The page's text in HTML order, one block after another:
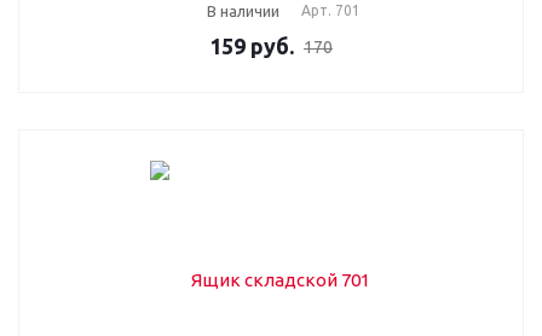
В наличии Арт. 701
159 руб. 170